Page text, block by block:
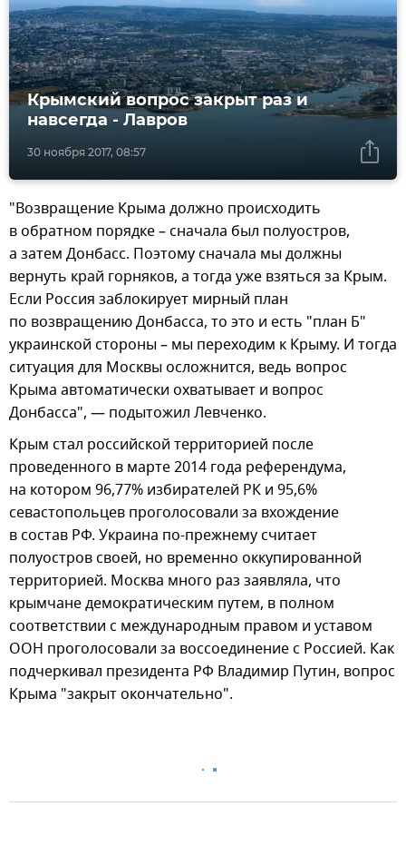
30 ноября 2017, 08:57
Крымский вопрос закрыт раз и
навсегда - Лавров
"Возвращение Крыма должно происходить
в обратном порядке – сначала был полуостров,
а затем Донбасс. Поэтому сначала мы должны
вернуть край горняков, а тогда уже взяться за Крым.
Если Россия заблокирует мирный план
по возвращению Донбасса, то это и есть "план Б"
украинской стороны – мы переходим к Крыму. И тогда
ситуация для Москвы осложнится, ведь вопрос
Крыма автоматически охватывает и вопрос
Донбасса", — подытожил Левченко.
Крым стал российской территорией после
проведенного в марте 2014 года референдума,
на котором 96,77% избирателей РК и 95,6%
севастопольцев проголосовали за вхождение
в состав РФ. Украина по-прежнему считает
полуостров своей, но временно оккупированной
территорией. Москва много раз заявляла, что
крымчане демократическим путем, в полном
соответствии с международным правом и уставом
ООН проголосовали за воссоединение с Россией. Как
подчеркивал президента РФ Владимир Путин, вопрос
Крыма "закрыт окончательно".